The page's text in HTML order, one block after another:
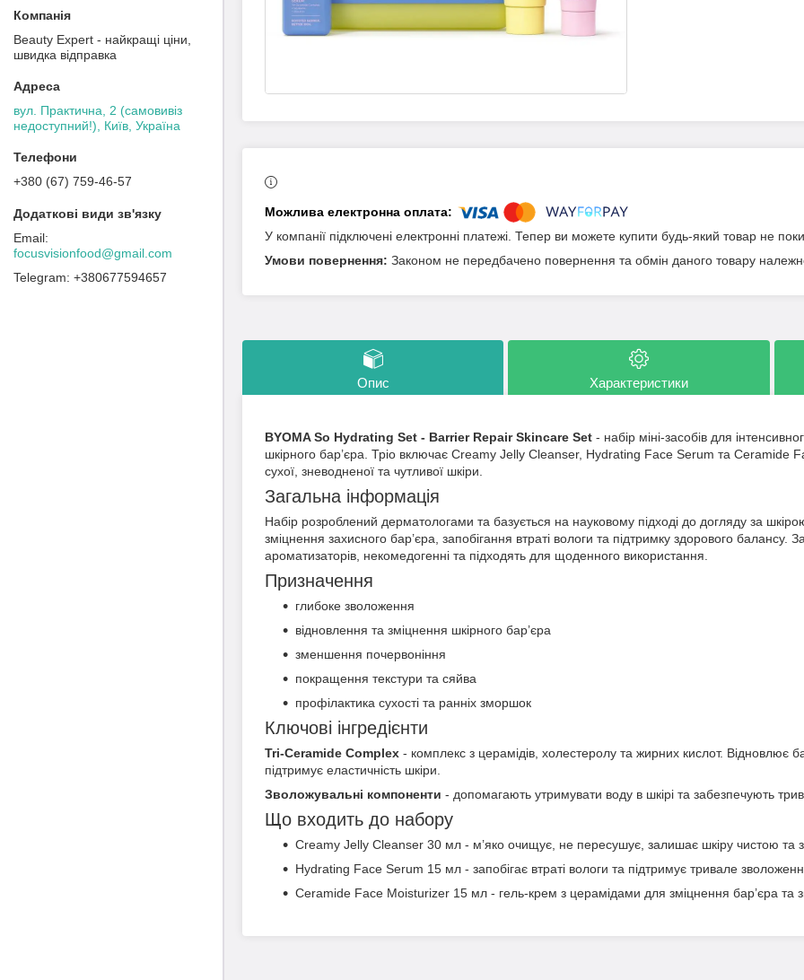
У компанії підключені електронні платежі. Тепер ви можете купити будь-який товар не
Законом не передбачено повернення та обмін даного товару
Опис Характеристики
BYOMA So Hydrating Set - Barrier Repair Skincare Set - набір міні-засобів для
шкірного бар’єра. Тріо включає Creamy Jelly Cleanser, Hydrating Face Serum та Ceramide
сухої, зневодненої та чутливої шкіри.
Загальна інформація
Набір розроблений дерматологами та базується на науковому підході до догляду за
зміцнення захисного бар’єра, запобігання втраті вологи та підтримку здорового балансу.
ароматизаторів, некомедогенні та підходять для щоденного використання.
Призначення
глибоке зволоження
відновлення та зміцнення шкірного бар’єра
зменшення почервоніння
покращення текстури та сяйва
профілактика сухості та ранніх зморшок
Ключові інгредієнти
Tri-Ceramide Complex - комплекс з церамідів, холестеролу та жирних кислот. Відновлює
підтримує еластичність шкіри.
Зволожувальні компоненти - допомагають утримувати воду в шкірі та забезпечують
Що входить до набору
Creamy Jelly Cleanser 30 мл - м’яко очищує, не пересушує, залишає шкіру чистою та
Hydrating Face Serum 15 мл - запобігає втраті вологи та підтримує тривале
Ceramide Face Moisturizer 15 мл - гель-крем з церамідами для зміцнення бар’єра та
Beauty Expert - найкращі ціни,
швидка відправка
вул. Практична, 2 (самовивіз
недоступний!), Київ, Україна
+380 (67) 759-46-57
focusvisionfood@gmail.com
+380677594657